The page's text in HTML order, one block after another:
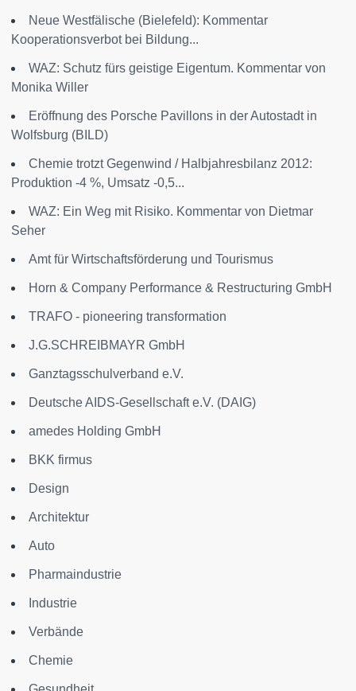
Neue Westfälische (Bielefeld): Kommentar
Kooperationsverbot bei Bildung...
WAZ: Schutz fürs geistige Eigentum. Kommentar von
Monika Willer
Eröffnung des Porsche Pavillons in der Autostadt in
Wolfsburg (BILD)
Chemie trotzt Gegenwind / Halbjahresbilanz 2012:
Produktion -4 %, Umsatz -0,5...
WAZ: Ein Weg mit Risiko. Kommentar von Dietmar
Seher
Amt für Wirtschaftsförderung und Tourismus
Horn & Company Performance & Restructuring GmbH
TRAFO - pioneering transformation
J.G.SCHREIBMAYR GmbH
Ganztagsschulverband e.V.
Deutsche AIDS-Gesellschaft e.V. (DAIG)
amedes Holding GmbH
BKK firmus
Design
Architektur
Auto
Pharmaindustrie
Industrie
Verbände
Chemie